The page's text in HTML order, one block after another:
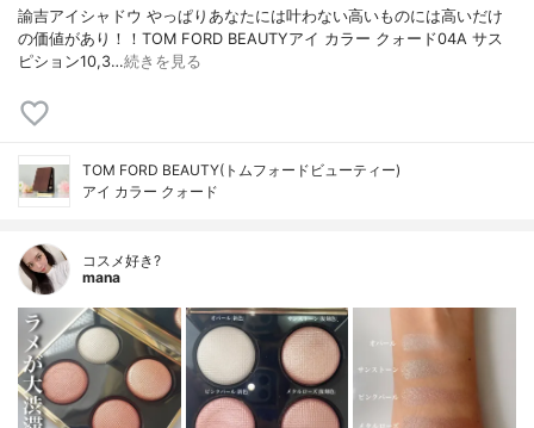
諭吉アイシャドウ やっぱりあなたには叶わない高いものには高いだけ
の価値があり！！TOM FORD BEAUTYアイ カラー クォード04A サス
ピション10,3…続きを見る
TOM FORD BEAUTY(トムフォードビューティー)
アイ カラー クォード
コスメ好き?
mana